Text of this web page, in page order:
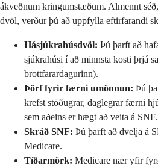
ákveðnum kringumstæðum. Almennt
dvöl, verður þú að uppfylla eftirfarandi
Hásjúkrahúsdvöl: Þú þarft að
sjúkrahúsi í að minnsta kosti þrjá
brottfarardagurinn).
Þörf fyrir færni umönnun: Þú
krefst stöðugrar, daglegrar færni
sem aðeins er hægt að veita á SNF.
Skráð SNF: Þú þarft að dvelja á
Medicare.
Tíðarmörk: Medicare nær yfir